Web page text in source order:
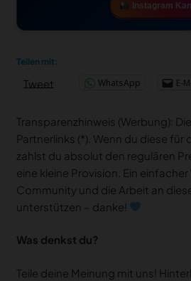
Instagram
Teilen mit:
Tweet WhatsApp E-
Transparenzhinweis (Werbung):
Partnerlinks (*). Wenn du diese für
zahlst du absolut den regulären
eine kleine Provision. Ein einfacher
Community und die Arbeit an
unterstützen – danke!
Was denkst du?
Teile deine Meinung mit uns!